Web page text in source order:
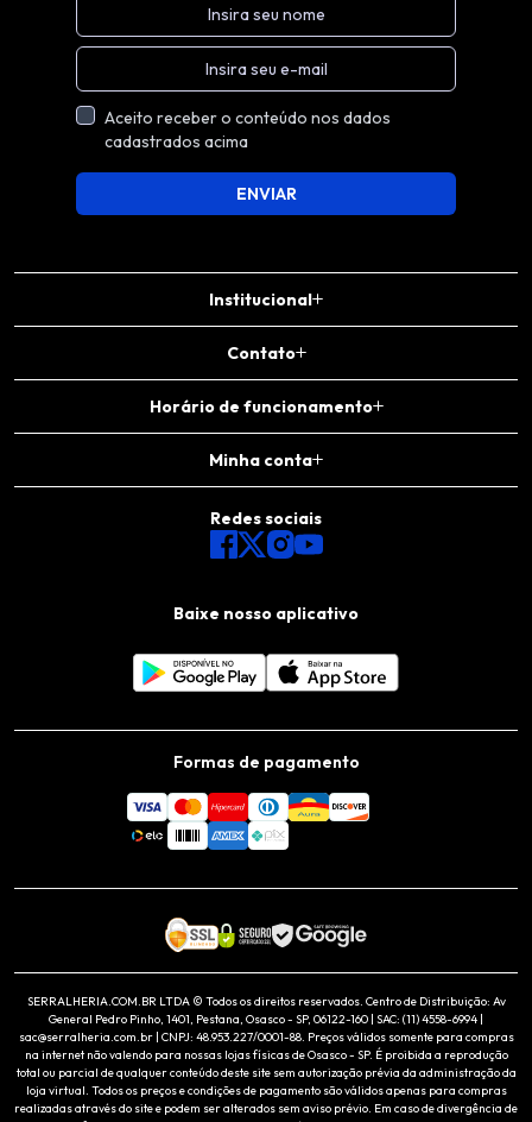
Institucional
Contato
Horário de funcionamento
Minha conta
Baixe nosso aplicativo
Redes sociais
Aceito receber o conteúdo nos dados
cadastrados acima
ENVIAR
Formas de pagamento
SERRALHERIA.COM.BR LTDA © Todos os direitos reservados. Centro de Distribuição: Av
General Pedro Pinho, 1401, Pestana, Osasco - SP, 06122-160 | SAC: (11) 4558-6994 |
sac@serralheria.com.br | CNPJ: 48.953.227/0001-88. Preços válidos somente para compras
na internet não valendo para nossas lojas físicas de Osasco - SP. É proibida a reprodução
total ou parcial de qualquer conteúdo deste site sem autorização prévia da administração da
loja virtual. Todos os preços e condições de pagamento são válidos apenas para compras
realizadas através do site e podem ser alterados sem aviso prévio. Em caso de divergência de